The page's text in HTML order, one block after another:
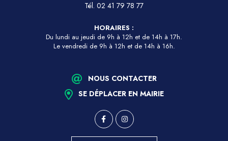
Tél. 02 41 79 78 77
HORAIRES :
Du lundi au jeudi de 9h à 12h et de 14h à 17h.
Le vendredi de 9h à 12h et de 14h à 16h.
NOUS CONTACTER
SE DÉPLACER EN MAIRIE